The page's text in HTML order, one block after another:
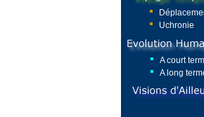
Uchronie
A court
A long